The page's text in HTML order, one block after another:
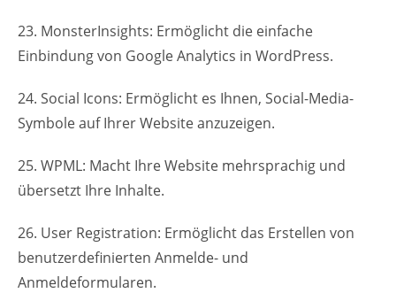
23. MonsterInsights: Ermöglicht die einfache
Einbindung von Google Analytics in WordPress.
24. Social Icons: Ermöglicht es Ihnen, Social-Media-
Symbole auf Ihrer Website anzuzeigen.
25. WPML: Macht Ihre Website mehrsprachig und
übersetzt Ihre Inhalte.
26. User Registration: Ermöglicht das Erstellen von
benutzerdefinierten Anmelde- und
Anmeldeformularen.